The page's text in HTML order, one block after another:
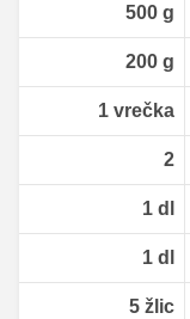
500g
200g
1vrečka
2
1dl
1dl
5žlic